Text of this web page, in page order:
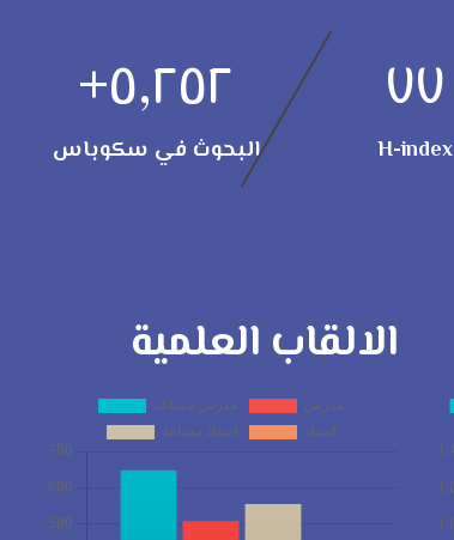
٥,٢٥٢+
البحوث في سكوباس
٧٧
H-index
الالقاب العلمية